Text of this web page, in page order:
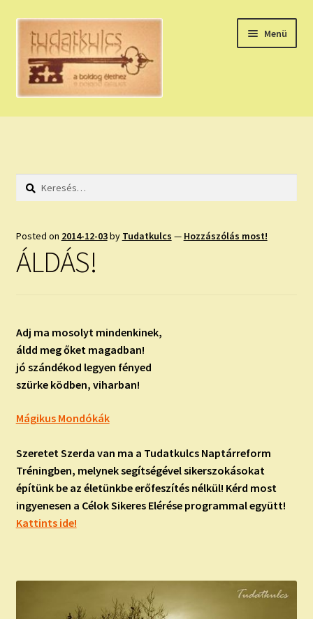
Ugrás
navigációhoz
Kilépés
tartalomba
Menü
HÚZZ EGY KÁRTYÁT!
HOLDNAPTÁR
NAPI ASZTROLÓGIA
ISMERJ MEG!
ÍRJ NEKEM!
IRATKOZZ FEL A VIDEÓ CSATORNÁNKRA!
TAROT ELEMZÉS MEGRENDELÉSE LIMITÁLT!
AJÁNDÉKOKKAL!
Keresés:
Posted on 2014-12-03by Tudatkulcs — Hozzászólás most!
ÁLDÁS!
Adj ma mosolyt mindenkinek,
áldd meg őket magadban!
jó szándékod legyen fényed
szürke ködben, viharban!
Mágikus Mondókák
Szeretet Szerda van ma a Tudatkulcs Naptárreform
Tréningben, melynek segítségével sikerszokásokat
építünk be az életünkbe erőfeszítés nélkül! Kérd most
ingyenesen a Célok Sikeres Elérése programmal együtt!
Kattints ide!